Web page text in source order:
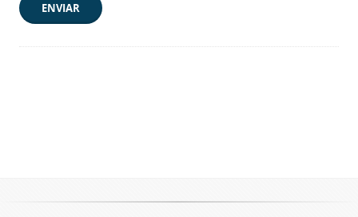
ENVIAR